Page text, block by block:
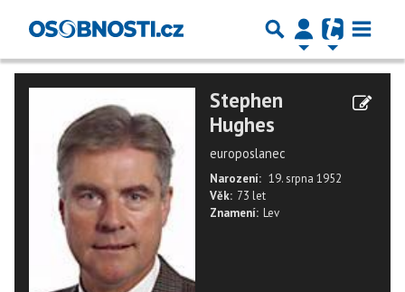
Stephen
Hughes
europoslanec
Narození: 19. srpna 1952
Věk: 73 let
Znamení: Lev